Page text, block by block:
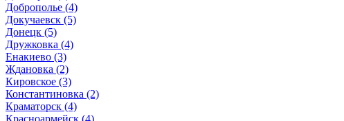
Доброполье (4)
Докучаевск (5)
Донецк (5)
Дружковка (4)
Енакиево (3)
Ждановка (2)
Кировское (3)
Константиновка (2)
Краматорск (4)
Красноармейск (4)